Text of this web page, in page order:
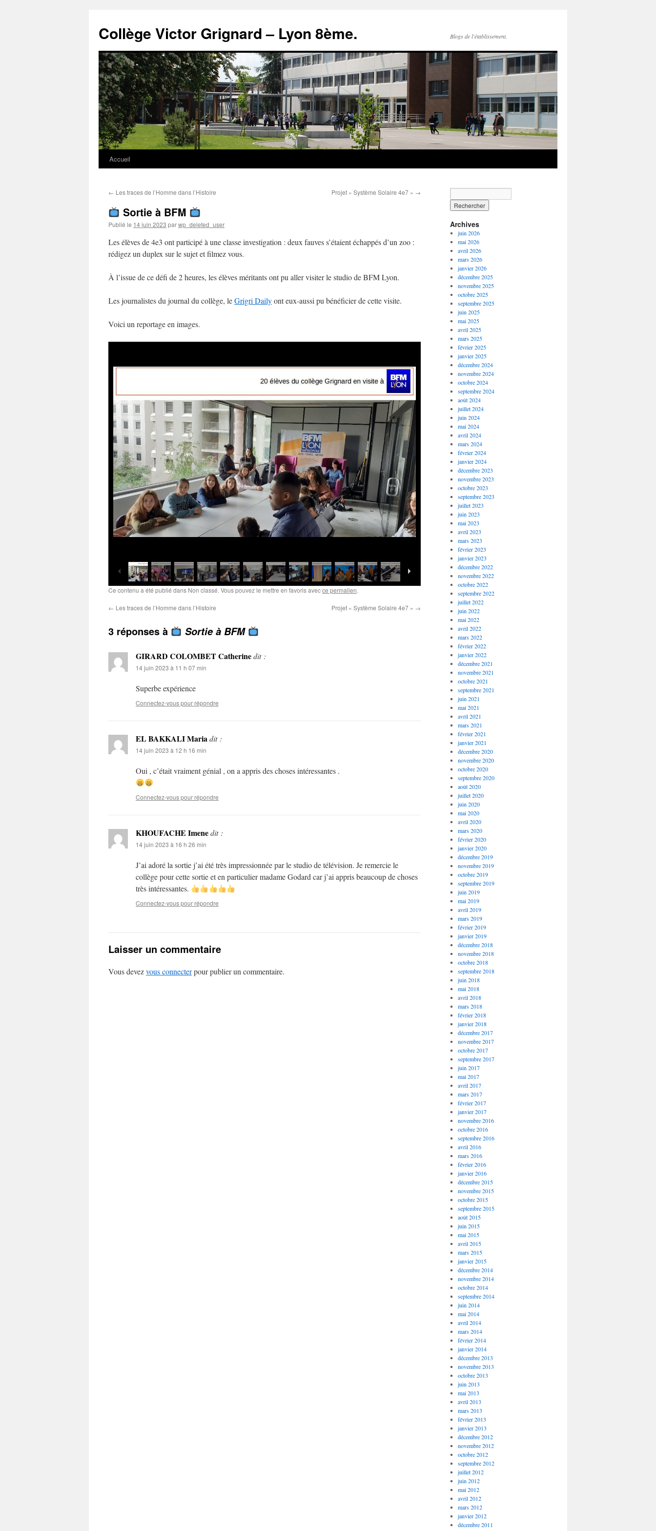
contenu
Collège Victor Grignard – Lyon 8ème. Blogs de l'établissement.
Accueil
← Les traces de l’Homme dans l’Histoire Projet « Système Solaire 4e7 » →
Sortie à BFM
Publié le 14 juin 2023 parwp_deleted_user
Les élèves de 4e3 ont participé à une classe investigation : deux fauves s’étaient échappés d’un zoo :
rédigez un duplex sur le sujet et filmez vous.
À l’issue de ce défi de 2 heures, les élèves méritants ont pu aller visiter le studio de BFM Lyon.
Les journalistes du journal du collège, leGrigri Dailyont eux-aussi pu bénéficier de cette visite.
Voici un reportage en images.
Ce contenu a été publié dans Non classé. Vous pouvez le mettre en favoris avecce permalien.
← Les traces de l’Homme dans l’Histoire Projet « Système Solaire 4e7 » →
3 réponses à Sortie à BFM
GIRARD COLOMBET Catherinedit :
14 juin 2023 à 11 h 07 min
Superbe expérience
Connectez-vous pour répondre
EL BAKKALI Mariadit :
14 juin 2023 à 12 h 16 min
Oui , c’était vraiment génial , on a appris des choses intéressantes .
Connectez-vous pour répondre
KHOUFACHE Imenedit :
14 juin 2023 à 16 h 26 min
J’ai adoré la sortie j’ai été très impressionnée par le studio de télévision. Je remercie le
collège pour cette sortie et en particulier madame Godard car j’ai appris beaucoup de choses
très intéressantes.
Connectez-vous pour répondre
Laisser un commentaire
Vous devezvous connecterpour publier un commentaire.
Archives
juin 2026
mai 2026
avril 2026
mars 2026
janvier 2026
décembre 2025
novembre 2025
octobre 2025
septembre 2025
juin 2025
mai 2025
avril 2025
mars 2025
février 2025
janvier 2025
décembre 2024
novembre 2024
octobre 2024
septembre 2024
août 2024
juillet 2024
juin 2024
mai 2024
avril 2024
mars 2024
février 2024
janvier 2024
décembre 2023
novembre 2023
octobre 2023
septembre 2023
juillet 2023
juin 2023
mai 2023
avril 2023
mars 2023
février 2023
janvier 2023
décembre 2022
novembre 2022
octobre 2022
septembre 2022
juillet 2022
juin 2022
mai 2022
avril 2022
mars 2022
février 2022
janvier 2022
décembre 2021
novembre 2021
octobre 2021
septembre 2021
juin 2021
mai 2021
avril 2021
mars 2021
février 2021
janvier 2021
décembre 2020
novembre 2020
octobre 2020
septembre 2020
août 2020
juillet 2020
juin 2020
mai 2020
avril 2020
mars 2020
février 2020
janvier 2020
décembre 2019
novembre 2019
octobre 2019
septembre 2019
juin 2019
mai 2019
avril 2019
mars 2019
février 2019
janvier 2019
décembre 2018
novembre 2018
octobre 2018
septembre 2018
juin 2018
mai 2018
avril 2018
mars 2018
février 2018
janvier 2018
décembre 2017
novembre 2017
octobre 2017
septembre 2017
juin 2017
mai 2017
avril 2017
mars 2017
février 2017
janvier 2017
novembre 2016
octobre 2016
septembre 2016
avril 2016
mars 2016
février 2016
janvier 2016
décembre 2015
novembre 2015
octobre 2015
septembre 2015
août 2015
juin 2015
mai 2015
avril 2015
mars 2015
janvier 2015
décembre 2014
novembre 2014
octobre 2014
septembre 2014
juin 2014
mai 2014
avril 2014
mars 2014
février 2014
janvier 2014
décembre 2013
novembre 2013
octobre 2013
juin 2013
mai 2013
avril 2013
mars 2013
février 2013
janvier 2013
décembre 2012
novembre 2012
octobre 2012
septembre 2012
juillet 2012
juin 2012
mai 2012
avril 2012
mars 2012
janvier 2012
décembre 2011